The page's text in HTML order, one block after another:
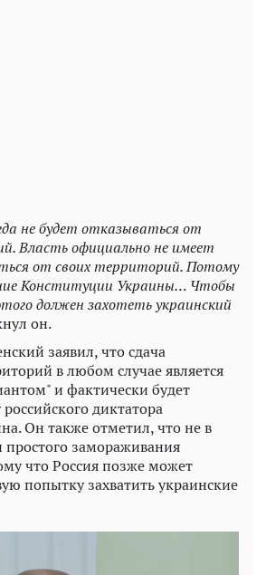
не будет отказываться от
Власть официально не имеет
от своих территорий. Потому
Конституции Украины… Чтобы
должен захотеть украинский
он.
заявил, что сдача
в любом случае является
и фактически будет
диктатора
Он также отметил, что не в
простого замораживания
что Россия позже может
попытку захватить украинские